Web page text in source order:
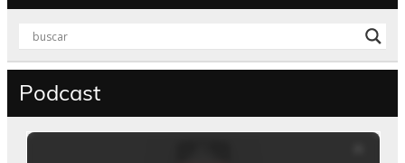
Podcast